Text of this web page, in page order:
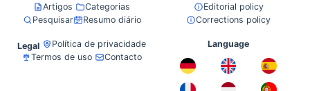
Artigos
Categorias
Pesquisar
Resumo diário
Editorial policy
Corrections policy
Legal
Política de privacidade
Termos de uso
Contacto
Language